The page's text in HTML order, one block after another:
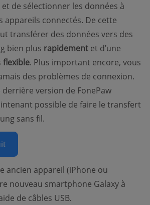
de sélectionner les données à
appareils connectés. De cette
transférer des données vers des
bien plus rapidement et d’une
flexible. Plus important encore, vous
des problèmes de connexion.
derrière version de FonePaw
possible de faire le transfert
sans fil.
ancien appareil (iPhone ou
nouveau smartphone Galaxy à
de câbles USB.